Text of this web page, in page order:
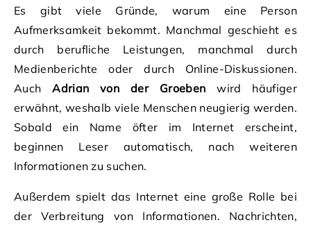
Es gibt viele Gründe, warum eine Person
Aufmerksamkeit bekommt. Manchmal geschieht es
durch berufliche Leistungen, manchmal durch
Medienberichte oder durch Online-Diskussionen.
AuchAdrian von der Groeben wird häufiger
erwähnt, weshalb viele Menschen neugierig werden.
Sobald ein Name öfter im Internet erscheint,
beginnen Leser automatisch, nach weiteren
Informationen zu suchen.
Außerdem spielt das Internet eine große Rolle bei
der Verbreitung von Informationen. Nachrichten,